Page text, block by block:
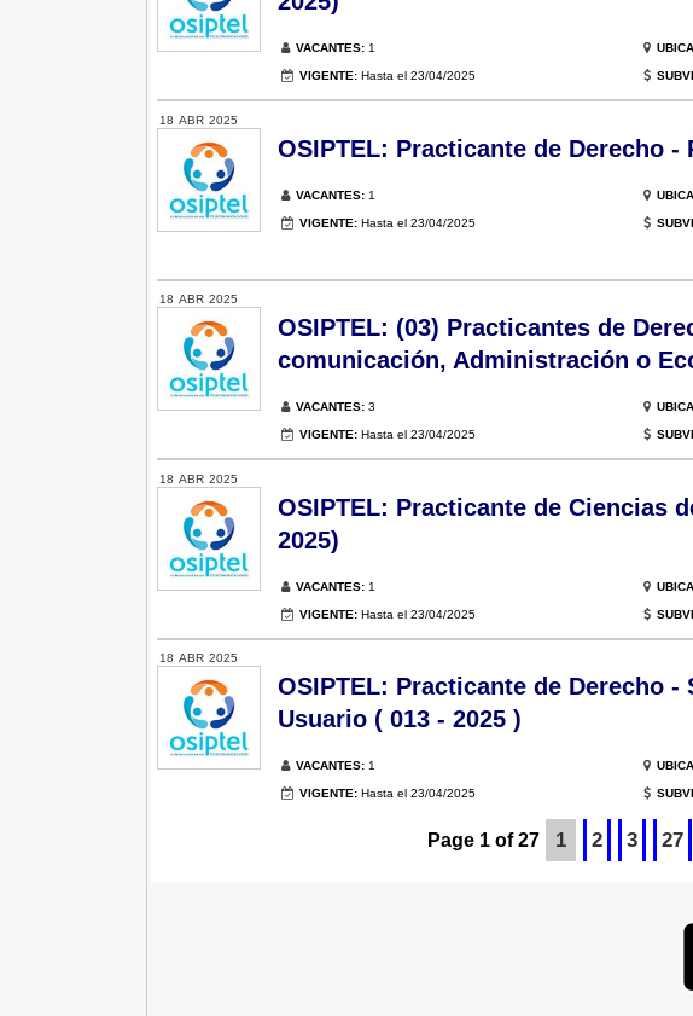
VACANTES: 1
VIGENTE: Hasta el 23/04/2025
18 ABR 2025
OSIPTEL: Practicante de Derecho -
VACANTES: 1
VIGENTE: Hasta el 23/04/2025
18 ABR 2025
OSIPTEL: (03) Practicantes de
comunicación, Administración o
VACANTES: 3
VIGENTE: Hasta el 23/04/2025
18 ABR 2025
OSIPTEL: Practicante de Ciencias
2025)
VACANTES: 1
VIGENTE: Hasta el 23/04/2025
18 ABR 2025
OSIPTEL: Practicante de Derecho
Usuario ( 013 - 2025 )
VACANTES: 1
VIGENTE: Hasta el 23/04/2025
Page 1 of 27 1 2 3 27